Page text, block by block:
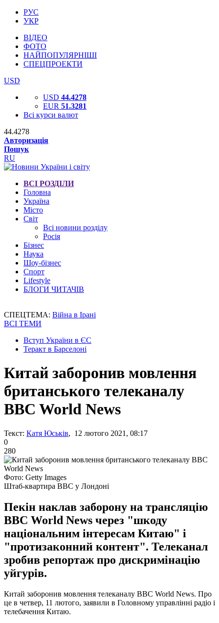
РУС
УКР
ВІДЕО
ФОТО
НАЙПОПУЛЯРНІШІ
СПЕЦПРОЕКТИ
USD
USD 44.4278
EUR 51.3281
Всі курси валют
44.4278
Авторизація
Пошук
RU
ВСІ РОЗДІЛИ
Головна
Україна
Місто
Світ
Всі новини розділу
Росія
Бізнес
Наука
Шоу-бізнес
Спорт
Lifestyle
БЛОГИ ЧИТАЧІВ
СПЕЦТЕМА: Війна в Ірані
ВСІ ТЕМИ
Вступ України в ЄС
Теракт в Барселоні
Китай заборонив мовлення
британського телеканалу
BBC World News
Текст: Катя Юськів, 12 лютого 2021, 08:17
0
280
Фото: Getty Images
Штаб-квартира BBC у Лондоні
Пекін наклав заборону на трансляцію
BBC World News через "шкоду
національним інтересам Китаю" і
"протизаконний контент". Телеканал
зробив репортаж про дискримінацію
уйгурів.
Китай заборонив мовлення телеканалу BBC World News. Про
це в четвер, 11 лютого, заявили в Головному управлінні радіо і
телебачення Китаю.